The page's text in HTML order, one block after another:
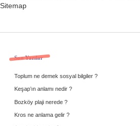
Sitemap
Sidebar
Son Yazılar
Toplum ne demek sosyal bilgiler ?
Keşap’ın anlamı nedir ?
Bozköy plaji nerede ?
Kros ne anlama gelir ?